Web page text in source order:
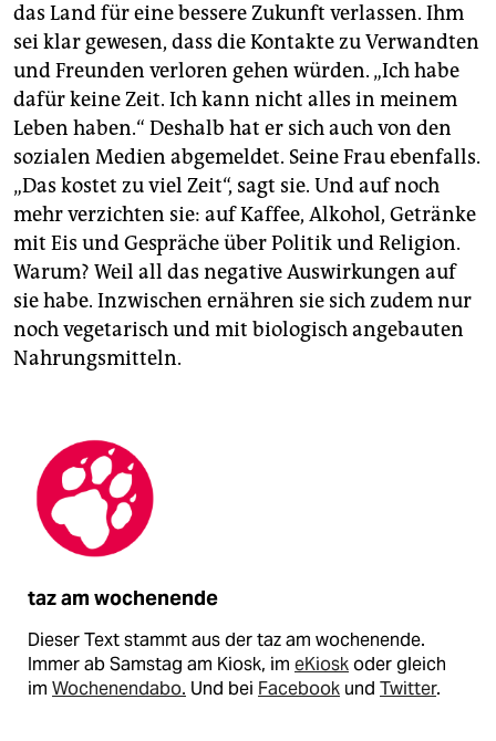
das Land für eine bessere Zukunft verlassen. Ihm
sei klar gewesen, dass die Kontakte zu Verwandten
und Freunden verloren gehen würden. „Ich habe
dafür keine Zeit. Ich kann nicht alles in meinem
Leben haben.“ Deshalb hat er sich auch von den
sozialen Medien abgemeldet. Seine Frau ebenfalls.
„Das kostet zu viel Zeit“, sagt sie. Und auf noch
mehr verzichten sie: auf Kaffee, Alkohol, Getränke
mit Eis und Gespräche über Politik und Religion.
Warum? Weil all das negative Auswirkungen auf
sie habe. Inzwischen ernähren sie sich zudem nur
noch vegetarisch und mit biologisch angebauten
Nahrungsmitteln.
taz am wochenende
Dieser Text stammt aus der taz am wochenende.
Immer ab Samstag am Kiosk, im eKioskoder gleich
im Wochenendabo. Und bei Facebook und Twitter.